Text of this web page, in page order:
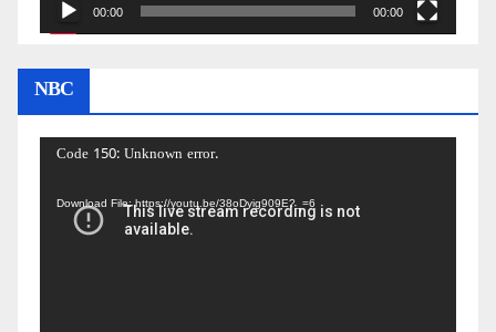
00:00 00:00
NBC
Video
Code 150: Unknown error.
Download File: https://youtu.be/38oDyig909E?_=6